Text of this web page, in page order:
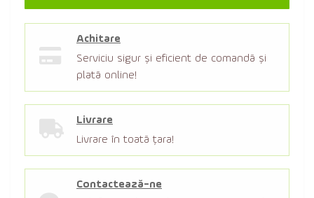
Achitare
Serviciu sigur şi eficient de comandă şi
plată online!
Livrare
Livrare în toată țara!
Contactează-ne